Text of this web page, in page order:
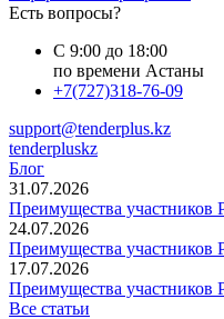
Есть вопросы?
С 9:00 до 18:00
по времени Астаны
+7(727)318-76-09
support@tenderplus.kz
tenderpluskz
Блог
31.07.2026
Преимущества
24.07.2026
Преимущества
17.07.2026
Преимущества
Все статьи